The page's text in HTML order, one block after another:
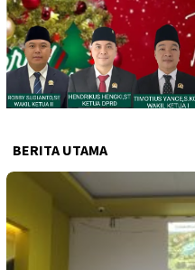
BERITA UTAMA